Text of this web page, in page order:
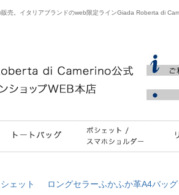
売。イタリアブランドのweb限定ラインGiada Roberta di
ェット ロングセラーふかふか革A4バッグ